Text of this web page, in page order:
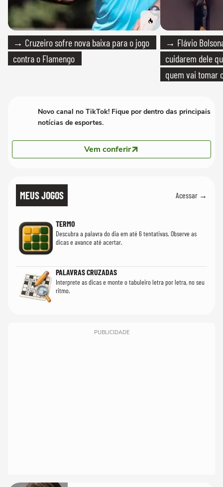
→ Cruzeiro sofre nova baixa para o jogo
contra o Flamengo
→ Flávio
cuidarem dele
quem vai tomar
Novo canal no TikTok! Fique por dentro das principais
notícias de esportes.
Vem conferir
MEUS JOGOS Acessar →
TERMO
Descubra a palavra do dia em até 6 tentativas. Observe as
dicas e avance até acertar.
PALAVRAS CRUZADAS
Interprete as dicas e monte o tabuleiro letra por letra, no seu
ritmo.
PUBLICIDADE